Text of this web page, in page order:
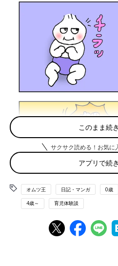
このまま続
サクサク読める！お気に
アプリで続
オムツ王 日記・マンガ 0歳
4歳～ 育児体験談